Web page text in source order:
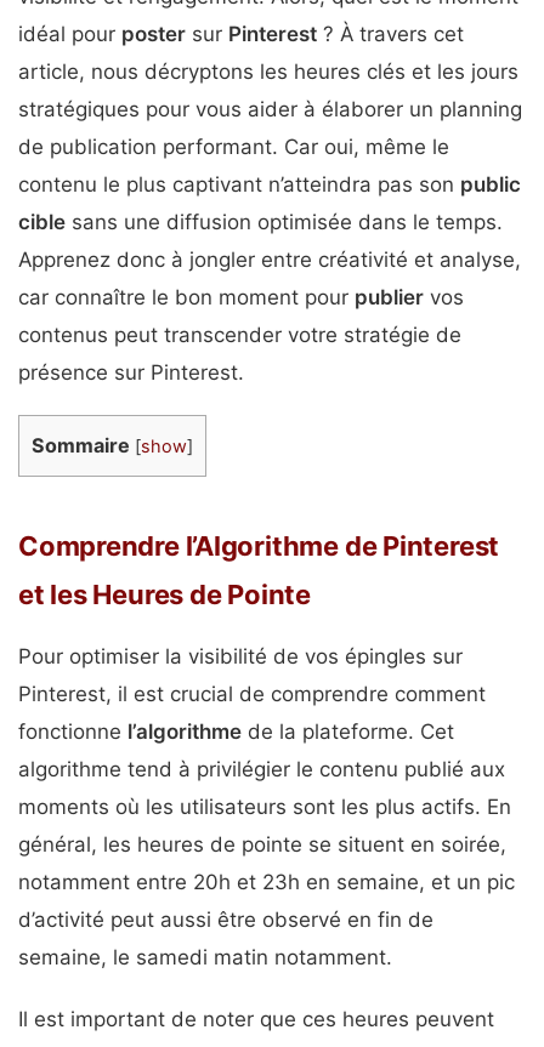
idéal pour poster sur Pinterest ? À travers cet
article, nous décryptons les heures clés et les jours
stratégiques pour vous aider à élaborer un planning
de publication performant. Car oui, même le
contenu le plus captivant n’atteindra pas son public
cible sans une diffusion optimisée dans le temps.
Apprenez donc à jongler entre créativité et analyse,
car connaître le bon moment pour publier vos
contenus peut transcender votre stratégie de
présence sur Pinterest.
Sommaire [show]
Comprendre l’Algorithme de Pinterest
et les Heures de Pointe
Pour optimiser la visibilité de vos épingles sur
Pinterest, il est crucial de comprendre comment
fonctionne l’algorithme de la plateforme. Cet
algorithme tend à privilégier le contenu publié aux
moments où les utilisateurs sont les plus actifs. En
général, les heures de pointe se situent en soirée,
notamment entre 20h et 23h en semaine, et un pic
d’activité peut aussi être observé en fin de
semaine, le samedi matin notamment.
Il est important de noter que ces heures peuvent